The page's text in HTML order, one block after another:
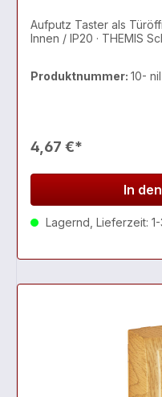
Aufputz Taster als
Innen / IP20 · THEMIS
Produktnummer: 10-
4,67 €*
In
Lagernd, Lieferzeit: